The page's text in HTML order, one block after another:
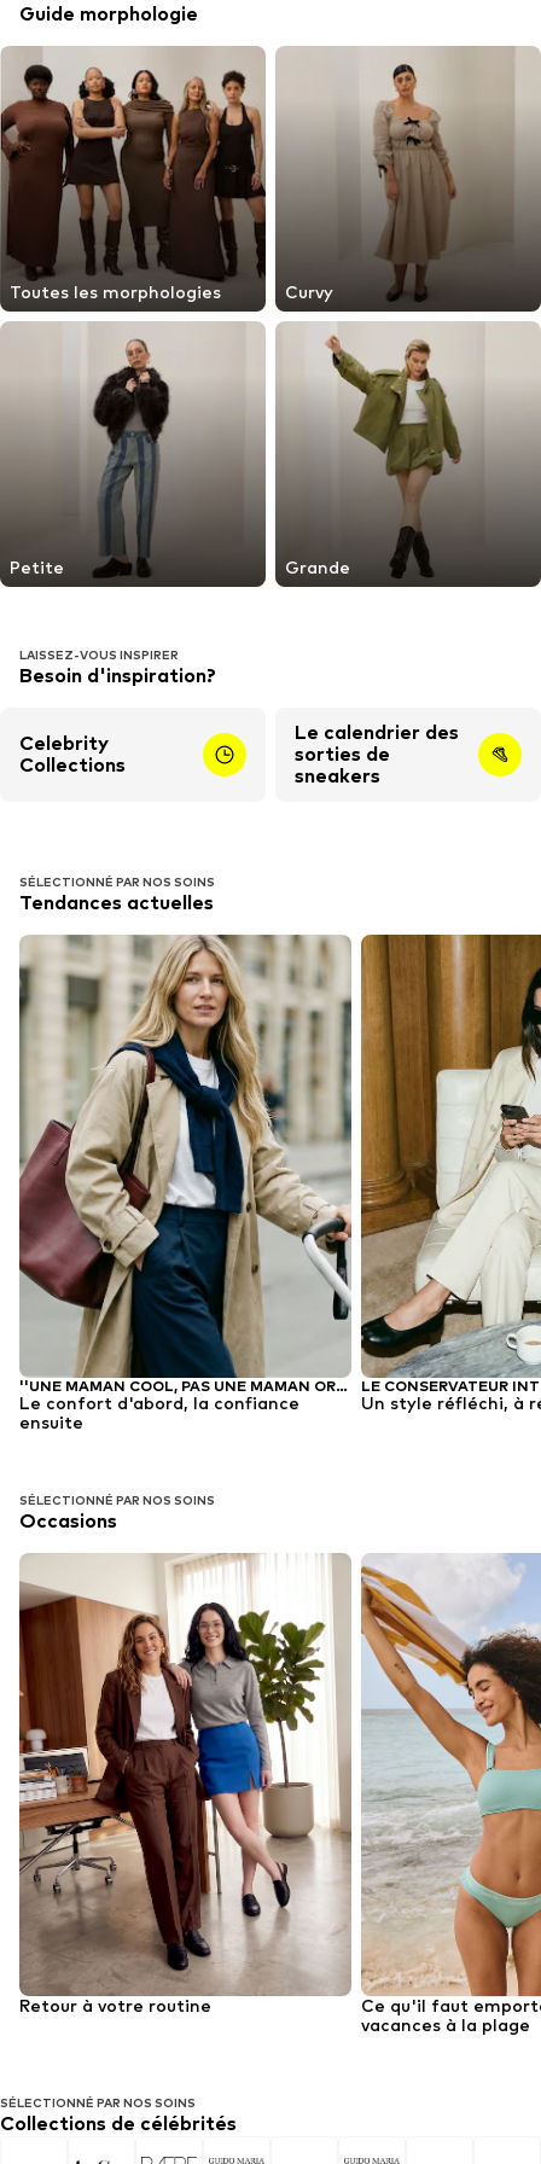
Guide morphologie
Toutes les morphologies Curvy
Petite Grande
LAISSEZ-VOUS INSPIRER
Besoin d'inspiration?
Celebrity
Collections
Le calendrier des
sorties de
sneakers
SÉLECTIONNÉ PAR NOS SOINS
Tendances actuelles
''UNE MAMAN COOL, PAS UNE MAMAN ORDINAIRE''
Le confort d'abord, la confiance
ensuite
LE CONSERVATEUR
Un style réfléchi, à
SÉLECTIONNÉ PAR NOS SOINS
Occasions
Retour à votre routine
Ce qu'il faut
vacances à la plage
SÉLECTIONNÉ PAR NOS SOINS
Collections de célébrités